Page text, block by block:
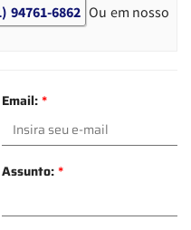
94761-6862 Ou em nosso
Email:*
Assunto:*